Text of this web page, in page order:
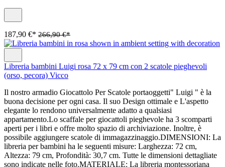
187,90 €* 266,90 €*
Libreria bambini Luigi rosa 72 x 79 cm con 2 scatole pieghevoli
(orso, pecora) Vicco
Il nostro armadio Giocattolo Per Scatole portaoggetti" Luigi " è la
buona decisione per ogni casa. Il suo Design ottimale e L'aspetto
elegante lo rendono universalmente adatto a qualsiasi
appartamento.Lo scaffale per giocattoli pieghevole ha 3 scomparti
aperti per i libri e offre molto spazio di archiviazione. Inoltre, è
possibile aggiungere scatole di immagazzinaggio.DIMENSIONI: La
libreria per bambini ha le seguenti misure: Larghezza: 72 cm,
Altezza: 79 cm, Profondità: 30,7 cm. Tutte le dimensioni dettagliate
sono indicate nelle foto.MATERIALE: La libreria montessoriana